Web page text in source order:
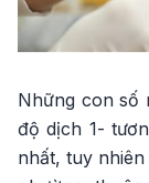
Những con số
độ dịch 1-
nhất, tuy